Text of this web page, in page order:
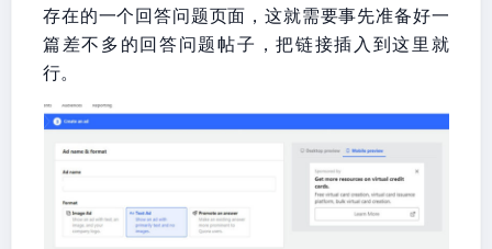
存在的一个回答问题页面，这就需要事先准备好一
篇差不多的回答问题帖子，把链接插入到这里就
行。